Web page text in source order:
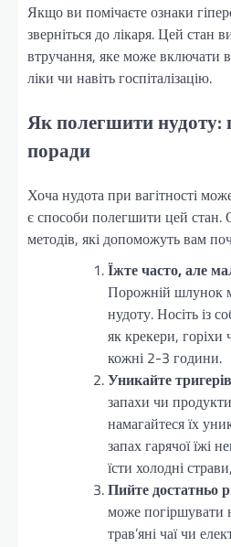
Якщо ви помічаєте ознаки
зверніться до лікаря. Цей стан
втручання, яке може включати
ліки чи навіть госпіталізацію.
Як полегшити нудоту:
поради
Хоча нудота при вагітності
є способи полегшити цей стан.
методів, які допоможуть вам
Їжте часто, але
Порожній шлунок
нудоту. Носіть із
як крекери, горіхи
кожні 2-3 години.
Уникайте
запахи чи
намагайтеся їх
запах гарячої їжі
їсти холодні
Пийте достатньо
може погіршувати
трав’яні чаї чи